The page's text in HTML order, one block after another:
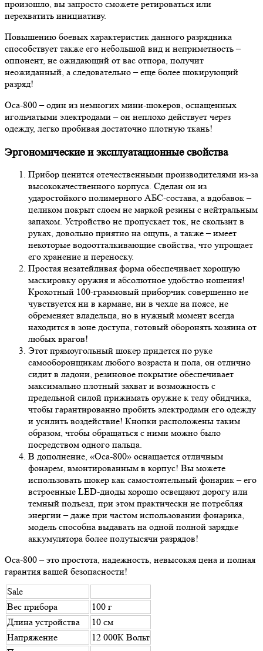
произошло, вы запросто сможете ретироваться или
перехватить инициативу.
Повышению боевых характеристик данного разрядника
способствует также его небольшой вид и неприметность –
оппонент, не ожидающий от вас отпора, получит
неожиданный, а следовательно – еще более шокирующий
разряд!
Оса-800 – один из немногих мини-шокеров, оснащенных
игольчатыми электродами – он неплохо действует через
одежду, легко пробивая достаточно плотную ткань!
Эргономические и эксплуатационные свойства
Прибор ценится отечественными производителями из-за
высококачественного корпуса. Сделан он из
ударостойкого полимерного АБС-состава, а вдобавок –
целиком покрыт слоем не маркой резины с нейтральным
запахом. Устройство не пропускает ток, не скользит в
руках, довольно приятно на ощупь, а также – имеет
некоторые водоотталкивающие свойства, что упрощает
его хранение и переноску.
Простая незатейливая форма обеспечивает хорошую
маскировку оружия и абсолютное удобство ношения!
Крохотный 100-граммовый приборчик совершенно не
чувствуется ни в кармане, ни в чехле на поясе, не
обременяет владельца, но в нужный момент всегда
находится в зоне доступа, готовый оборонять хозяина от
любых врагов!
Этот прямоугольный шокер придется по руке
самооборонщикам любого возраста и пола, он отлично
сидит в ладони, резиновое покрытие обеспечивает
максимально плотный захват и возможность с
предельной силой прижимать оружие к телу обидчика,
чтобы гарантированно пробить электродами его одежду
и усилить воздействие! Кнопки расположены таким
образом, чтобы обращаться с ними можно было
посредством одного пальца.
В дополнение, «Оса-800» оснащается отличным
фонарем, вмонтированным в корпус! Вы можете
использовать шокер как самостоятельный фонарик – его
встроенные LED-диоды хорошо освещают дорогу или
темный подъезд, при этом практически не потребляя
энергии – даже при частом использовании фонарика,
модель способна выдавать на одной полной зарядке
аккумулятора более полутысячи разрядов!
Оса-800 – это простота, надежность, невысокая цена и полная
гарантия вашей безопасности!
Sale
Вес прибора
100 г
Длина устройства
10 см
Напряжение
12 000К Вольт